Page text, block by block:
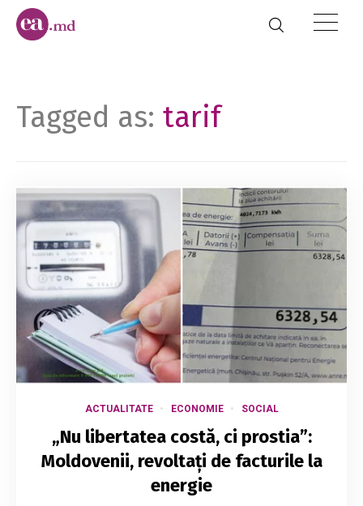
Tagged as: tarif
ACTUALITATE ECONOMIE SOCIAL
„Nu libertatea costă, ci prostia”:
Moldovenii, revoltați de facturile la
energie